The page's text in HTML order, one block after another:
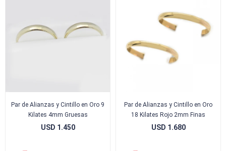
Par de Alianzas y Cintillo en Oro 9
Kilates 4mm Gruesas
USD 1.450
Par de Alianzas y Cintillo en Oro
18 Kilates Rojo 2mm Finas
USD 1.680